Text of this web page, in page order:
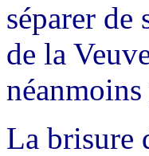
séparer
de la
La brisure